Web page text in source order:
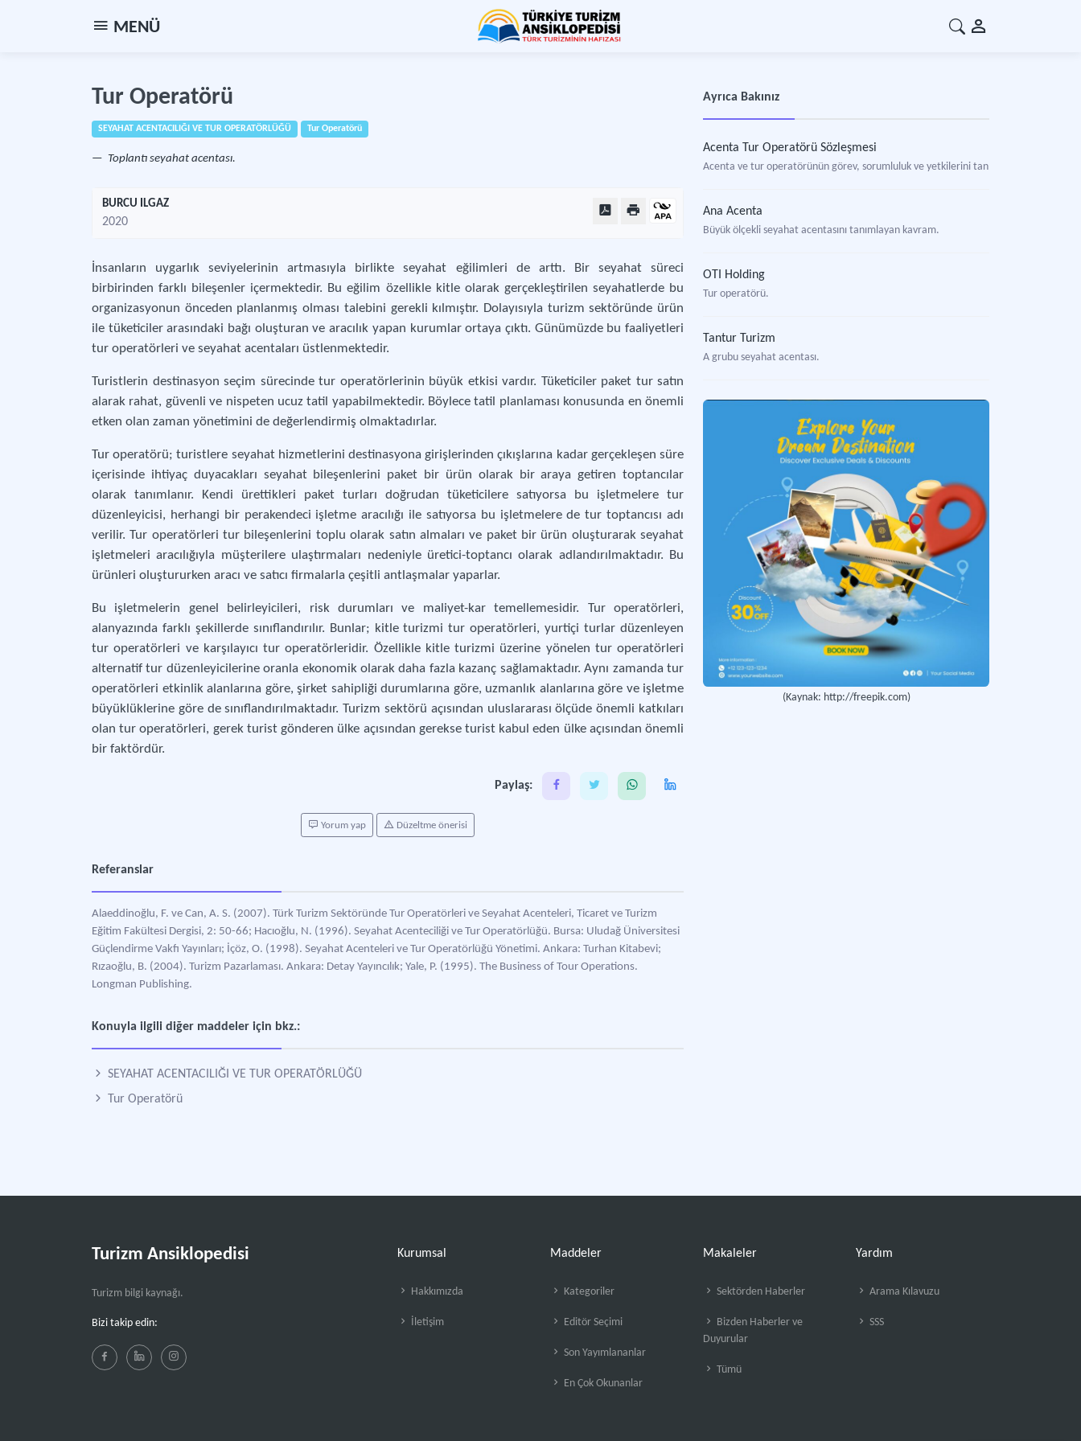
MENÜ
Tur Operatörü
SEYAHAT ACENTACILIĞI VE TUR OPERATÖRLÜĞÜ Tur Operatörü
Toplantı seyahat acentası.
BURCU ILGAZ
2020
İnsanların uygarlık seviyelerinin artmasıyla birlikte seyahat eğilimleri de arttı. Bir seyahat süreci
birbirinden farklı bileşenler içermektedir. Bu eğilim özellikle kitle olarak gerçekleştirilen seyahatlerde bu
organizasyonun önceden planlanmış olması talebini gerekli kılmıştır. Dolayısıyla turizm sektöründe ürün
ile tüketiciler arasındaki bağı oluşturan ve aracılık yapan kurumlar ortaya çıktı. Günümüzde bu faaliyetleri
tur operatörleri ve seyahat acentaları üstlenmektedir.
Turistlerin destinasyon seçim sürecinde tur operatörlerinin büyük etkisi vardır. Tüketiciler paket tur satın
alarak rahat, güvenli ve nispeten ucuz tatil yapabilmektedir. Böylece tatil planlaması konusunda en önemli
etken olan zaman yönetimini de değerlendirmiş olmaktadırlar.
Tur operatörü; turistlere seyahat hizmetlerini destinasyona girişlerinden çıkışlarına kadar gerçekleşen süre
içerisinde ihtiyaç duyacakları seyahat bileşenlerini paket bir ürün olarak bir araya getiren toptancılar
olarak tanımlanır. Kendi ürettikleri paket turları doğrudan tüketicilere satıyorsa bu işletmelere tur
düzenleyicisi, herhangi bir perakendeci işletme aracılığı ile satıyorsa bu işletmelere de tur toptancısı adı
verilir. Tur operatörleri tur bileşenlerini toplu olarak satın almaları ve paket bir ürün oluşturarak seyahat
işletmeleri aracılığıyla müşterilere ulaştırmaları nedeniyle üretici-toptancı olarak adlandırılmaktadır. Bu
ürünleri oluştururken aracı ve satıcı firmalarla çeşitli antlaşmalar yaparlar.
Bu işletmelerin genel belirleyicileri, risk durumları ve maliyet-kar temellemesidir. Tur operatörleri,
alanyazında farklı şekillerde sınıflandırılır. Bunlar; kitle turizmi tur operatörleri, yurtiçi turlar düzenleyen
tur operatörleri ve karşılayıcı tur operatörleridir. Özellikle kitle turizmi üzerine yönelen tur operatörleri
alternatif tur düzenleyicilerine oranla ekonomik olarak daha fazla kazanç sağlamaktadır. Aynı zamanda tur
operatörleri etkinlik alanlarına göre, şirket sahipliği durumlarına göre, uzmanlık alanlarına göre ve işletme
büyüklüklerine göre de sınıflandırılmaktadır. Turizm sektörü açısından uluslararası ölçüde önemli katkıları
olan tur operatörleri, gerek turist gönderen ülke açısından gerekse turist kabul eden ülke açısından önemli
bir faktördür.
Paylaş:
Yorum yap Düzeltme önerisi
Referanslar
Alaeddinoğlu, F. ve Can, A. S. (2007). Türk Turizm Sektöründe Tur Operatörleri ve Seyahat Acenteleri, Ticaret ve Turizm
Eğitim Fakültesi Dergisi, 2: 50-66; Hacıoğlu, N. (1996). Seyahat Acenteciliği ve Tur Operatörlüğü. Bursa: Uludağ Üniversitesi
Güçlendirme Vakfı Yayınları; İçöz, O. (1998). Seyahat Acenteleri ve Tur Operatörlüğü Yönetimi. Ankara: Turhan Kitabevi;
Rızaoğlu, B. (2004). Turizm Pazarlaması. Ankara: Detay Yayıncılık; Yale, P. (1995). The Business of Tour Operations.
Longman Publishing.
Konuyla ilgili diğer maddeler için bkz.:
SEYAHAT ACENTACILIĞI VE TUR OPERATÖRLÜĞÜ
Tur Operatörü
Ayrıca Bakınız
Acenta Tur Operatörü Sözleşmesi
Acenta ve tur operatörünün görev, sorumluluk ve yetkilerini tanımlayan, ticari
Ana Acenta
Büyük ölçekli seyahat acentasını tanımlayan kavram.
OTI Holding
Tur operatörü.
Tantur Turizm
A grubu seyahat acentası.
Vasco Turizm
A grubu seyahat acentası.
Finansal garanti ile geniş küresel tatil yelpazesi sunan seyahat işletmeleri birliği.
ATT Touristik
Türkiye’ye tatil organizasyonu yapan Türk tur operatörü.
Neckermann
Tur operatörü.
Öger Tours
Almanya’da kurulan, Almanya’dan Türkiye’ye turist gönderen tur operatörü.
(Kaynak: http://freepik.com)
Turizm Ansiklopedisi
Turizm bilgi kaynağı.
Bizi takip edin:
Kurumsal
Hakkımızda
İletişim
Maddeler
Kategoriler
Editör Seçimi
Son Yayımlananlar
En Çok Okunanlar
Makaleler
Sektörden Haberler
Bizden Haberler ve
Duyurular
Tümü
Yardım
Arama Kılavuzu
SSS